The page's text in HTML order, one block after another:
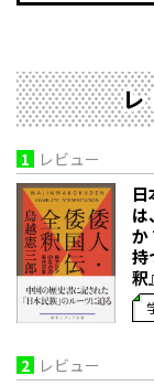
1 レビュー
日
は
か
持
釈』
2 レビュー